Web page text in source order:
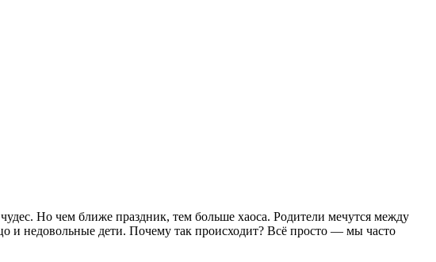
Но чем ближе праздник, тем больше хаоса. Родители мечутся между
и недовольные дети. Почему так происходит? Всё просто — мы часто